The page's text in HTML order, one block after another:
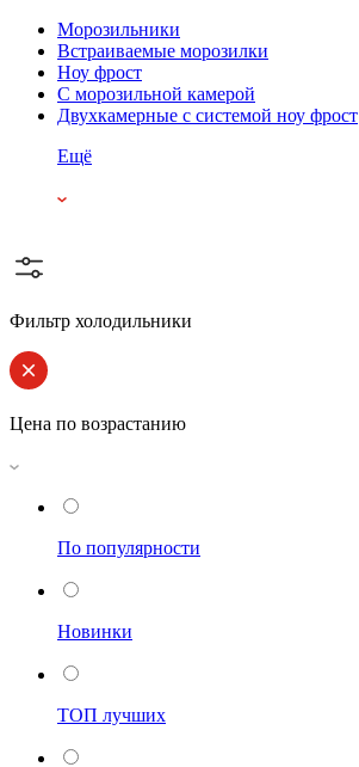
Морозильники
Встраиваемые морозилки
Ноу фрост
С морозильной камерой
Двухкамерные с системой ноу фрост
Ещё
Фильтр холодильники
Цена по возрастанию
По популярности
Новинки
ТОП лучших